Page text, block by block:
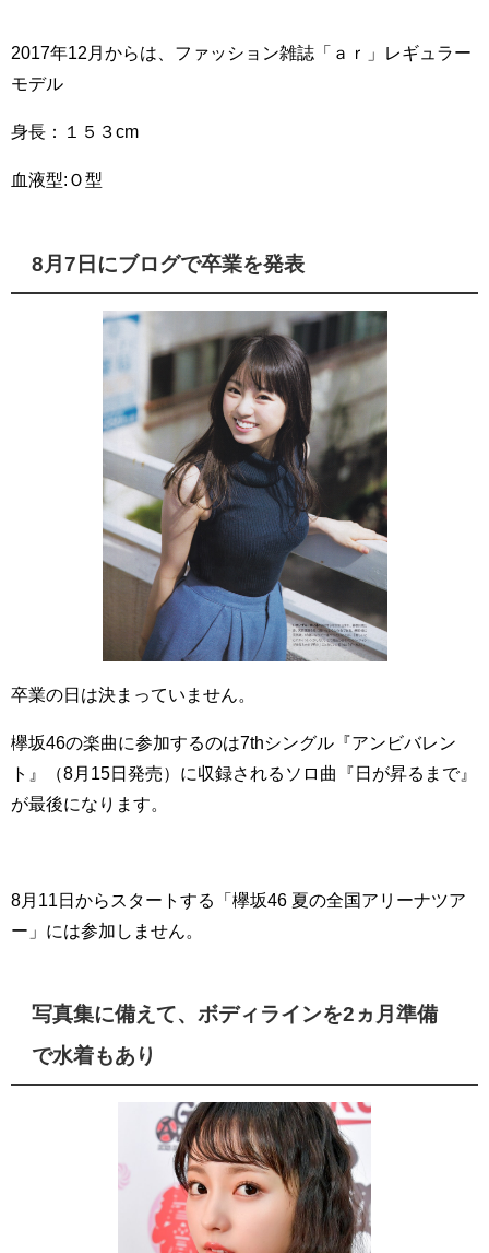
2017年12月からは、ファッション雑誌「 ａｒ
」レギュラー
モデル
身長：１５３cm
血液型:Ｏ型
8月7日にブログで卒業を発表
卒業の日は決まっていません。
欅坂46の楽曲に参加するのは7thシングル『アンビバレン
ト』（8月15日発売）に収録されるソロ曲『日が昇るまで』
が最後になります。
8月11日からスタートする「欅坂46 夏の全国アリーナツア
ー」には参加しません。
写真集に備えて、ボディラインを2ヵ月準備
で水着もあり